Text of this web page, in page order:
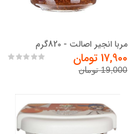
مربا انجیر اصالت - 820گرم
17,900 تومان
19,000 تومان